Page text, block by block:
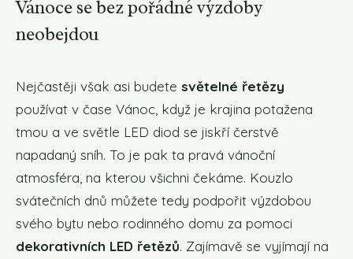
Vánoce se bez pořádné výzdoby
neobejdou
Nejčastěji však asi budete světelné řetězy
používat v čase Vánoc, když je krajina potažena
tmou a ve světle LED diod se jiskří čerstvě
napadaný sníh. To je pak ta pravá vánoční
atmosféra, na kterou všichni čekáme. Kouzlo
svátečních dnů můžete tedy podpořit výzdobou
svého bytu nebo rodinného domu za pomoci
dekorativních LED řetězů. Zajímavě se vyjímají na